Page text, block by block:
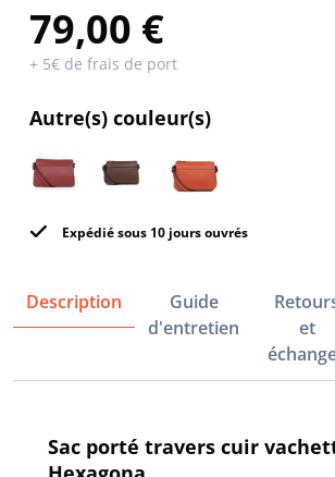
79,00 €
+ 5€ de frais de port
Autre(s) couleur(s)
Expédié sous 10 jours ouvrés
Description
Guide
d'entretien
et
Sac porté travers cuir